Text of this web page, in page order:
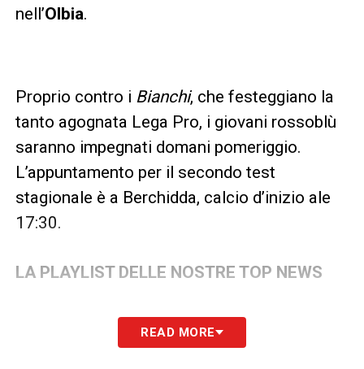
nell’Olbia.
Proprio contro i Bianchi, che festeggiano la
tanto agognata Lega Pro, i giovani rossoblù
saranno impegnati domani pomeriggio.
L’appuntamento per il secondo test
stagionale è a Berchidda, calcio d’inizio ale
17:30.
LA PLAYLIST DELLE NOSTRE TOP NEWS
READ MORE